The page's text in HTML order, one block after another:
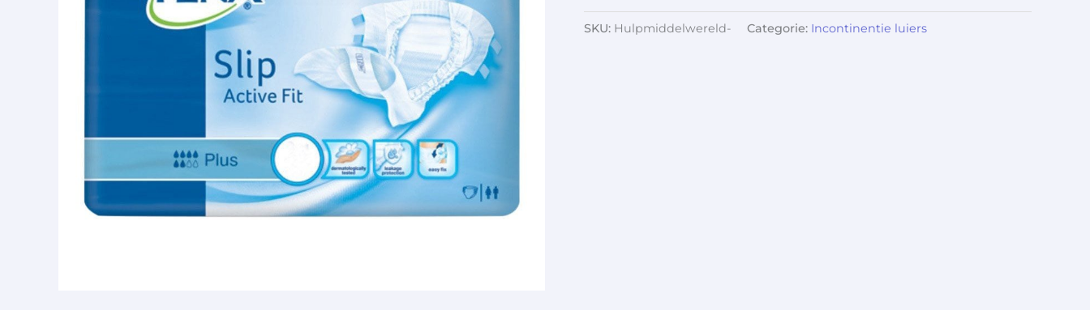
SKU: Hulpmiddelwereld- Categorie: Incontinentie luiers